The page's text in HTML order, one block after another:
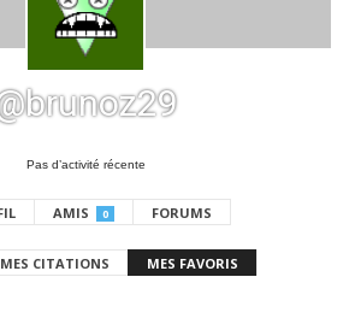
Pas d’activité récente
AMIS 0 FORUMS
MES CITATIONS MES FAVORIS